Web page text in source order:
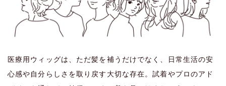
医療用ウィッグは、ただ髪を補うだけでなく、日常生活の安
心感や自分らしさを取り戻す大切な存在。試着やプロのアド